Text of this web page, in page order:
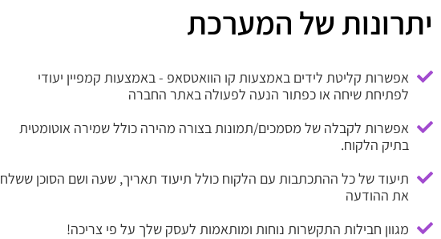
יתרונות של המערכת
אפשרות קליטת לידים באמצעות קו הוואטסאפ - באמצעות קמפיין יעודי
לפתיחת שיחה או כפתור הנעה לפעולה באתר החברה
אפשרות לקבלה של מסמכים/תמונות בצורה מהירה כולל שמירה אוטומטית
בתיק הלקוח.
תיעוד של כל ההתכתבות עם הלקוח כולל תיעוד תאריך, שעה ושם הסוכן ששלח
את ההודעה
מגוון חבילות התקשרות נוחות ומותאמות לעסק שלך על פי צריכה!